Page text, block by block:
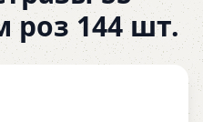
роз 144 шт.